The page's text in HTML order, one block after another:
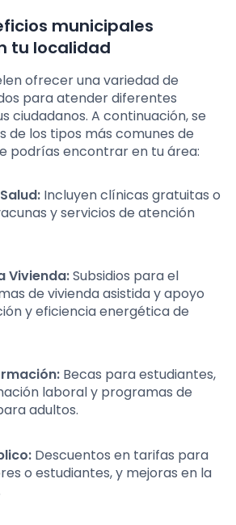
municipales
tu localidad
ofrecer una variedad de
para atender diferentes
ciudadanos. A continuación, se
de los tipos más comunes de
podrías encontrar en tu área:
Incluyen clínicas gratuitas o
y servicios de atención
Vivienda:Subsidios para el
de vivienda asistida y apoyo
y eficiencia energética de
Becas para estudiantes,
laboral y programas de
adultos.
Descuentos en tarifas para
o estudiantes, y mejoras en la